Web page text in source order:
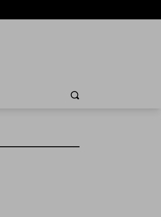
Cerca